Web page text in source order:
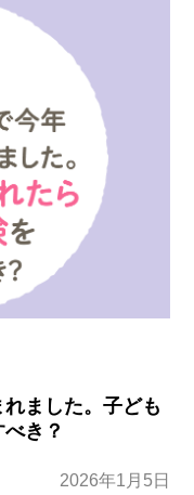
ました。子ども
き？
2026年1月5日